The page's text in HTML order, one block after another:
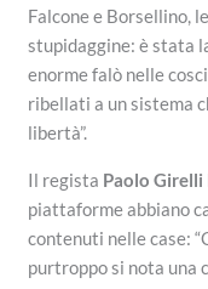
Falcone e Borsellino,
stupidaggine: è stata
enorme falò nelle
ribellati a un sistema
libertà”.
Il regista Paolo Girelli
piattaforme abbiano
contenuti nelle case:
purtroppo si nota una